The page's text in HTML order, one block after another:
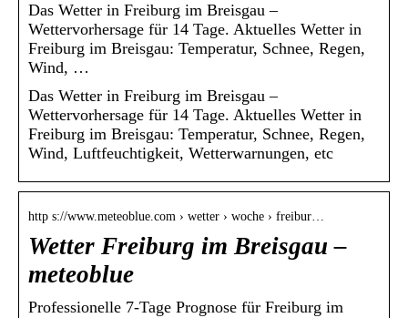
Das Wetter in Freiburg im Breisgau –
Wettervorhersage für 14 Tage. Aktuelles Wetter in
Freiburg im Breisgau: Temperatur, Schnee, Regen,
Wind, …
Das Wetter in Freiburg im Breisgau –
Wettervorhersage für 14 Tage. Aktuelles Wetter in
Freiburg im Breisgau: Temperatur, Schnee, Regen,
Wind, Luftfeuchtigkeit, Wetterwarnungen, etc
http s://www.meteoblue.com › wetter › woche › freibur…
Wetter Freiburg im Breisgau –
meteoblue
Professionelle 7-Tage Prognose für Freiburg im